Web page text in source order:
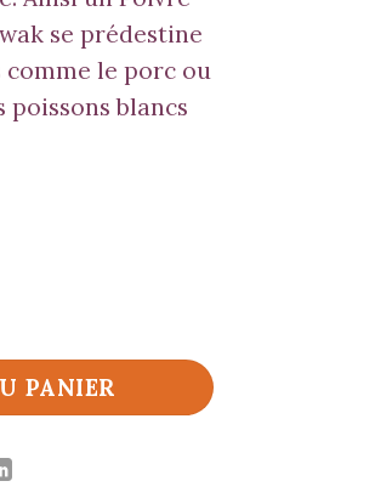
se prédestine
comme le porc ou
poissons blancs
Blanc
PANIER